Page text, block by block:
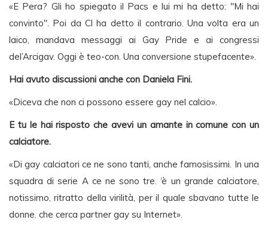
«E Pera? Gli ho spiegato il Pacs e lui mi ha detto: "Mi hai
convinto". Poi da Cl ha detto il contrario. Una volta era un
laico, mandava messaggi ai Gay Pride e ai congressi
del’Arcigav. Oggi è teo-con. Una conversione stupefacente».
Hai avuto discussioni anche con Daniela Fini.
«Diceva che non ci possono essere gay nel calcio».
E tu le hai risposto che avevi un amante in comune con un
calciatore.
«Di gay calciatori ce ne sono tanti, anche famosissimi. In una
squadra di serie A ce ne sono tre. ‘è un grande calciatore,
notissimo, ritratto della virilità, per il quale sbavano tutte le
donne. che cerca partner gay su Internet».